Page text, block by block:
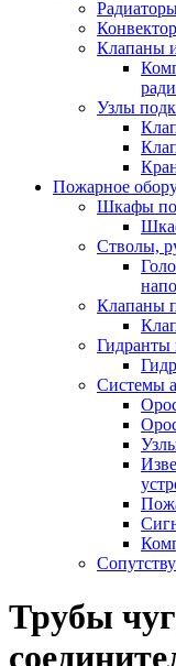
Клапаны
Узлы
Пожарное
Шкафы
Стволы,
Клапаны
Гидранты
Системы
Трубы